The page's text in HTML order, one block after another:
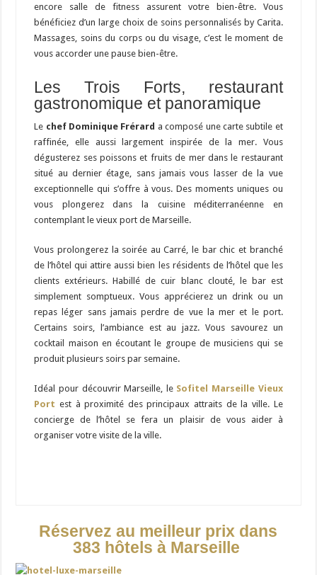
encore salle de fitness assurent votre bien-être. Vous
bénéficiez d’un large choix de soins personnalisés by Carita.
Massages, soins du corps ou du visage, c’est le moment de
vous accorder une pause bien-être.
Les Trois Forts, restaurant
gastronomique et panoramique
Le chef Dominique Frérard a composé une carte subtile et
raffinée, elle aussi largement inspirée de la mer. Vous
dégusterez ses poissons et fruits de mer dans le restaurant
situé au dernier étage, sans jamais vous lasser de la vue
exceptionnelle qui s’offre à vous. Des moments uniques ou
vous plongerez dans la cuisine méditerranéenne en
contemplant le vieux port de Marseille.
Vous prolongerez la soirée au Carré, le bar chic et branché
de l’hôtel qui attire aussi bien les résidents de l’hôtel que les
clients extérieurs. Habillé de cuir blanc clouté, le bar est
simplement somptueux. Vous apprécierez un drink ou un
repas léger sans jamais perdre de vue la mer et le port.
Certains soirs, l’ambiance est au jazz. Vous savourez un
cocktail maison en écoutant le groupe de musiciens qui se
produit plusieurs soirs par semaine.
Idéal pour découvrir Marseille, le Sofitel Marseille Vieux
Port est à proximité des principaux attraits de la ville. Le
concierge de l’hôtel se fera un plaisir de vous aider à
organiser votre visite de la ville.
Réservez au meilleur prix dans
383 hôtels à Marseille